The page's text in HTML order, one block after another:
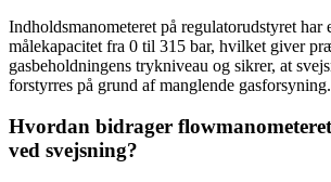
Indholdsmanometeret på regulatorudstyret har
målekapacitet fra 0 til 315 bar, hvilket giver
gasbeholdningens trykniveau og sikrer, at
forstyrres på grund af manglende gasforsyning.
Hvordan bidrager
ved svejsning?